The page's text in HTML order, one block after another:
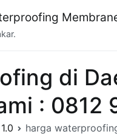
di
: 0812
harga